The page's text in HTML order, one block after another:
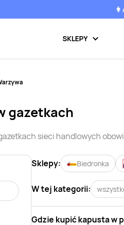
SKLEPY
gazetkach
sieci handlowych
Sklepy: Biedronka
W tej kategorii:
Gdzie kupićkapustaw